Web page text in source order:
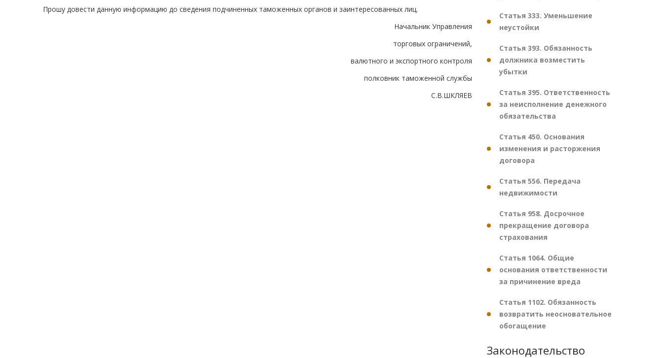
Прошу довести данную информацию до сведения подчиненных таможенных органов и заинтересованных лиц.
Начальник Управления
торговых ограничений,
валютного и экспортного контроля
полковник таможенной службы
С.В.ШКЛЯЕВ
Статья 333. Уменьшение
неустойки
Статья 393. Обязанность
должника возместить
убытки
Статья 395. Ответственность
за неисполнение денежного
обязательства
Статья 450. Основания
изменения и расторжения
договора
Статья 556. Передача
недвижимости
Статья 958. Досрочное
прекращение договора
страхования
Статья 1064. Общие
основания ответственности
за причинение вреда
Статья 1102. Обязанность
возвратить неосновательное
обогащение
Законодательство